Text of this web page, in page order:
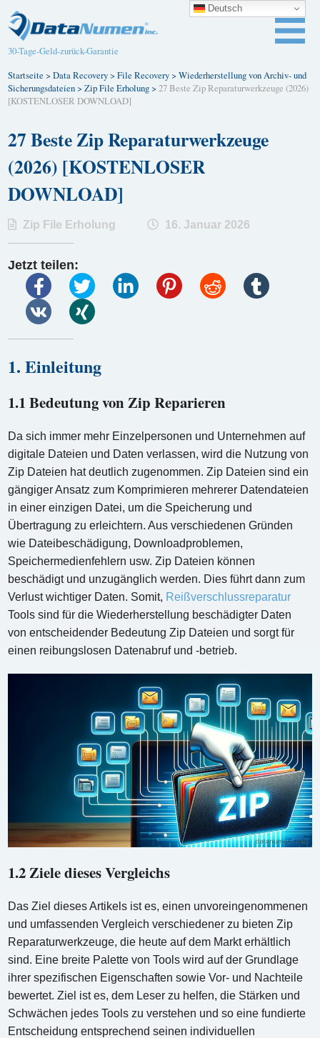
30-Tage-Geld-zurück-Garantie
Startseite >Data Recovery>File Recovery>Wiederherstellung von Archiv- und
Sicherungsdateien>Zip File Erholung>27 Beste Zip Reparaturwerkzeuge (2026)
[KOSTENLOSER DOWNLOAD]
27 Beste Zip Reparaturwerkzeuge
(2026) [KOSTENLOSER
DOWNLOAD]
Zip File Erholung 16. Januar 2026
Jetzt teilen:
1. Einleitung
1.1 Bedeutung von Zip Reparieren
Da sich immer mehr Einzelpersonen und Unternehmen auf
digitale Dateien und Daten verlassen, wird die Nutzung von
Zip Dateien hat deutlich zugenommen. Zip Dateien sind ein
gängiger Ansatz zum Komprimieren mehrerer Datendateien
in einer einzigen Datei, um die Speicherung und
Übertragung zu erleichtern. Aus verschiedenen Gründen
wie Dateibeschädigung, Downloadproblemen,
Speichermedienfehlern usw. Zip Dateien können
beschädigt und unzugänglich werden. Dies führt dann zum
Verlust wichtiger Daten. Somit, Reißverschlussreparatur
Tools sind für die Wiederherstellung beschädigter Daten
von entscheidender Bedeutung Zip Dateien und sorgt für
einen reibungslosen Datenabruf und -betrieb.
1.2 Ziele dieses Vergleichs
Das Ziel dieses Artikels ist es, einen unvoreingenommenen
und umfassenden Vergleich verschiedener zu bieten Zip
Reparaturwerkzeuge, die heute auf dem Markt erhältlich
sind. Eine breite Palette von Tools wird auf der Grundlage
ihrer spezifischen Eigenschaften sowie Vor- und Nachteile
bewertet. Ziel ist es, dem Leser zu helfen, die Stärken und
Schwächen jedes Tools zu verstehen und so eine fundierte
Entscheidung entsprechend seinen individuellen
Deutsch